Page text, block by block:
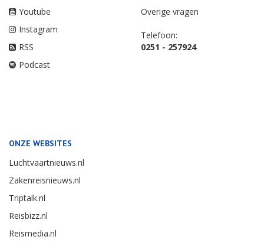
Youtube
Instagram
RSS
Podcast
Overige vragen
Telefoon:
0251 - 257924
ONZE WEBSITES
Luchtvaartnieuws.nl
Zakenreisnieuws.nl
Triptalk.nl
Reisbizz.nl
Reismedia.nl